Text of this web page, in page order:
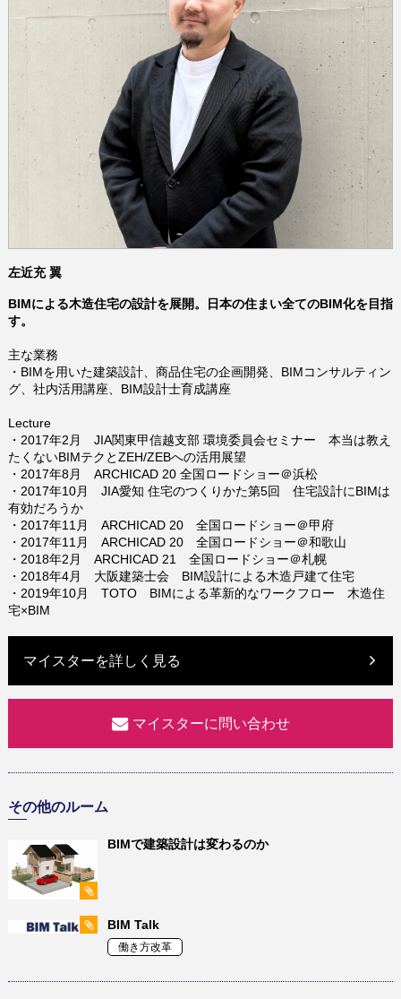
左近充 翼
BIMによる木造住宅の設計を展開。
日本の住まい全てのBIM化を目指
す。
主な業務
・BIMを用いた建築設計、商品住宅の企画開発、BIMコンサルティン
グ、社内活用講座、BIM設計士育成講座
Lecture
・2017年2月 JIA関東甲信越支部 環境委員会セミナー 本当は教え
たくないBIMテクとZEH/ZEBへの活用展望
・2017年8月 ARCHICAD 20 全国ロードショー＠浜松
・2017年10月 JIA愛知 住宅のつくりかた第5回 住宅設計にBIMは
有効だろうか
・2017年11月 ARCHICAD 20 全国ロードショー＠甲府
・2017年11月 ARCHICAD 20 全国ロードショー＠和歌山
・2018年2月 ARCHICAD 21 全国ロードショー＠札幌
・2018年4月 大阪建築士会 BIM設計による木造戸建て住宅
・2019年10月 TOTO BIMによる⾰新的なワークフロー ⽊造住
宅×BIM
マイスターを詳しく見る
マイスターに問い合わせ
その他のルーム
BIMで建築設計は変わるのか
BIM Talk
働き方改革